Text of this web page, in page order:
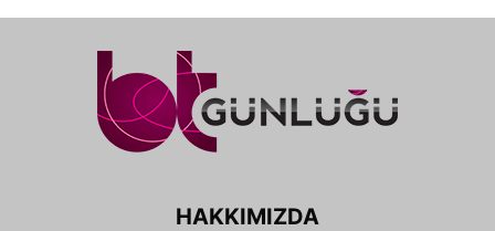
HAKKIMIZDA